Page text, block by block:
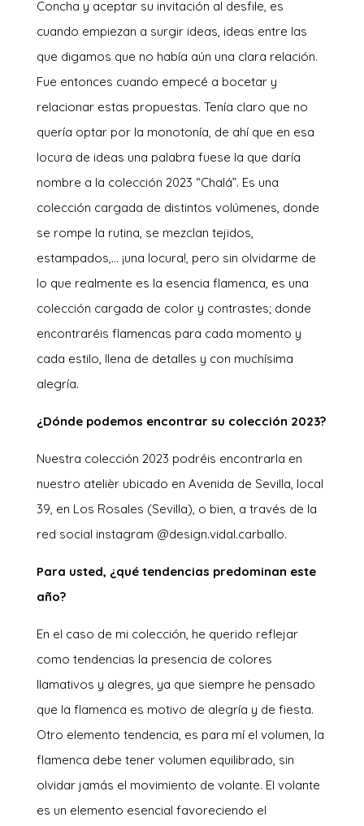
Concha y aceptar su invitación al desfile, es
cuando empiezan a surgir ideas, ideas entre las
que digamos que no había aún una clara relación.
Fue entonces cuando empecé a bocetar y
relacionar estas propuestas. Tenía claro que no
quería optar por la monotonía, de ahí que en esa
locura de ideas una palabra fuese la que daría
nombre a la colección 2023 “Chalá”. Es una
colección cargada de distintos volúmenes, donde
se rompe la rutina, se mezclan tejidos,
estampados,… ¡una locura!, pero sin olvidarme de
lo que realmente es la esencia flamenca, es una
colección cargada de color y contrastes; donde
encontraréis flamencas para cada momento y
cada estilo, llena de detalles y con muchísima
alegría.
¿Dónde podemos encontrar su colección 2023?
Nuestra colección 2023 podréis encontrarla en
nuestro atelièr ubicado en Avenida de Sevilla, local
39, en Los Rosales (Sevilla), o bien, a través de la
red social instagram @design.vidal.carballo.
Para usted, ¿qué tendencias predominan este
año?
En el caso de mi colección, he querido reflejar
como tendencias la presencia de colores
llamativos y alegres, ya que siempre he pensado
que la flamenca es motivo de alegría y de fiesta.
Otro elemento tendencia, es para mí el volumen, la
flamenca debe tener volumen equilibrado, sin
olvidar jamás el movimiento de volante. El volante
es un elemento esencial favoreciendo el